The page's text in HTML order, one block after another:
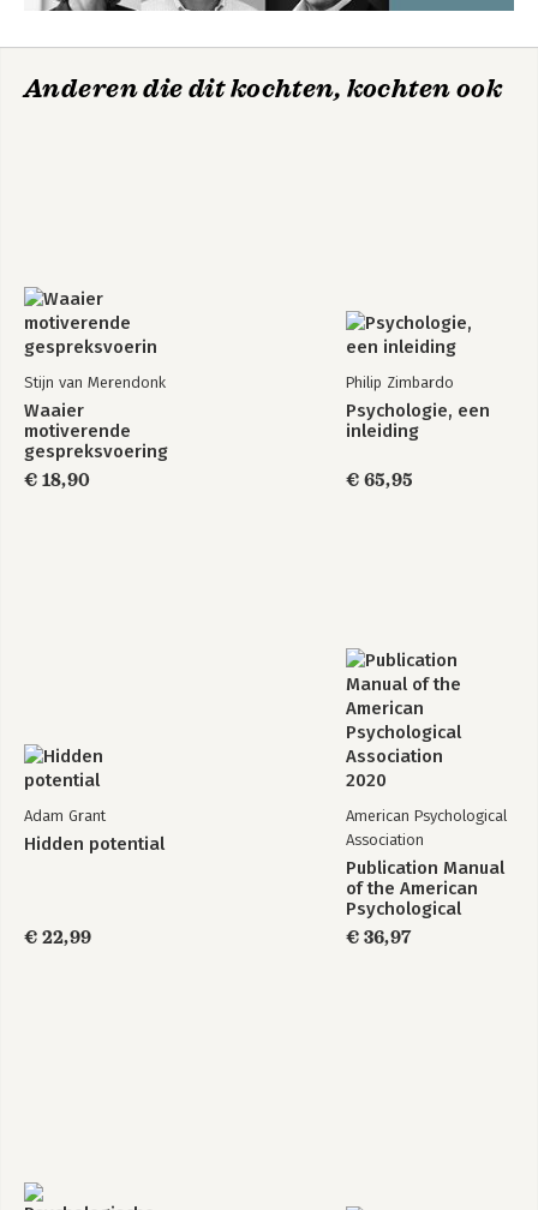
jonge kind
Bekijk alle boeken
Anderen die dit kochten, kochten ook
Stijn van Merendonk
Waaier
motiverende
gespreksvoering
€ 18,90
Philip Zimbardo
Psychologie, een
inleiding
€ 65,95
Adam Grant
Hidden potential
€ 22,99
American Psychological
Association
Publication Manual
of the American
Psychological
Association 2020
€ 36,97